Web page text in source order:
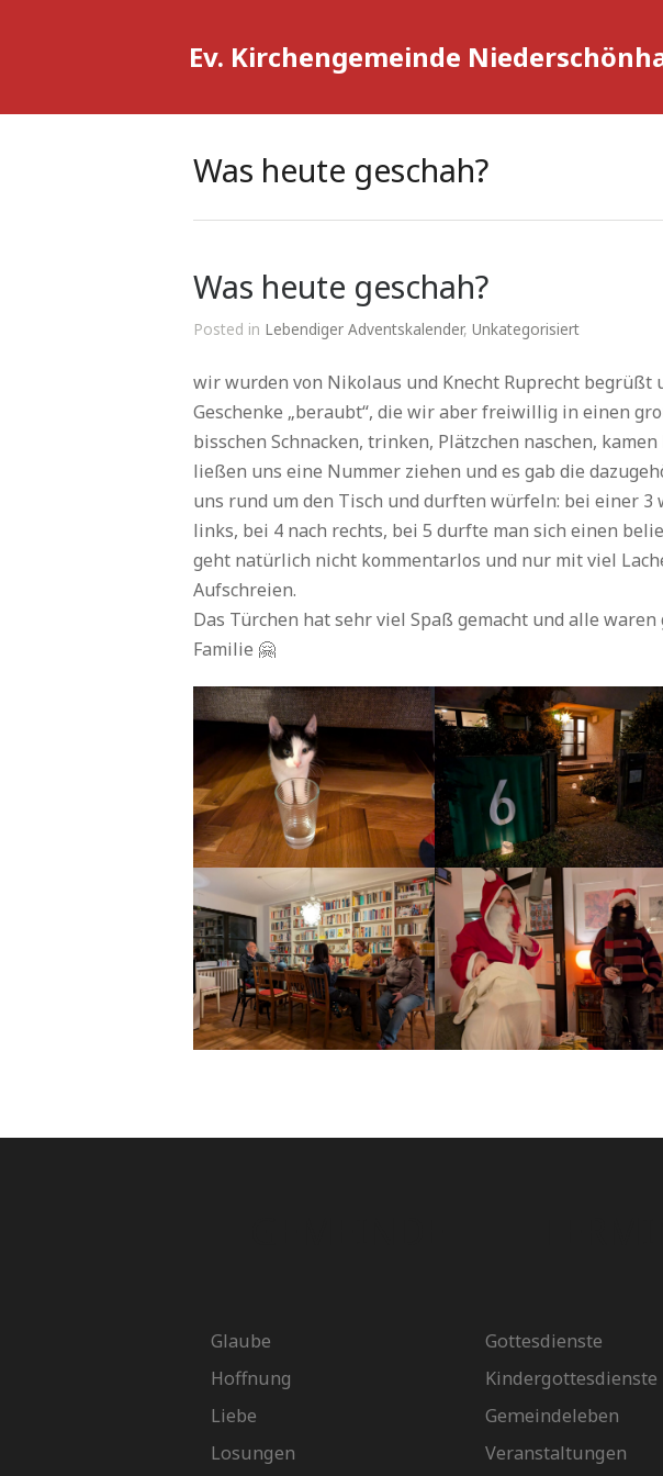
Ev. Kirchengemeinde
Was heute geschah?
Was heute geschah?
Posted in Lebendiger Adventskalender, Unkategorisiert
wir wurden von Nikolaus und Knecht Ruprecht begrüßt
Geschenke „beraubt“, die wir aber freiwillig in einen
bisschen Schnacken, trinken, Plätzchen naschen,
ließen uns eine Nummer ziehen und es gab die
uns rund um den Tisch und durften würfeln: bei einer 3
links, bei 4 nach rechts, bei 5 durfte man sich einen
geht natürlich nicht kommentarlos und nur mit viel
Aufschreien.
Das Türchen hat sehr viel Spaß gemacht und alle
Familie 🤗
Glaube
Hoffnung
Liebe
Losungen
Gottesdienste
Kindergottesdienste
Gemeindeleben
Veranstaltungen